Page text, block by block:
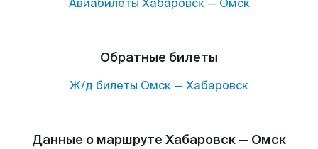
Авиабилеты Хабаровск— Омск
Обратные билеты
Ж/д билеты Омск — Хабаровск
Данные о маршруте Хабаровск — Омск